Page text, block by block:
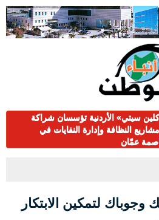
سيتي» الأردنية تؤسسان شراكة
النظافة وإدارة النفايات في
عمّان
لتمكين الابتكار